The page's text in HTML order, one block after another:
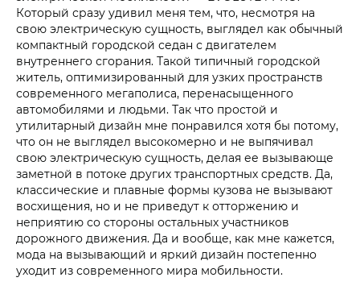
Который сразу удивил меня тем, что, несмотря на
свою электрическую сущность, выглядел как обычный
компактный городской седан с двигателем
внутреннего сгорания. Такой типичный городской
житель, оптимизированный для узких пространств
современного мегаполиса, перенасыщенного
автомобилями и людьми. Так что простой и
утилитарный дизайн мне понравился хотя бы потому,
что он не выглядел высокомерно и не выпячивал
свою электрическую сущность, делая ее вызывающе
заметной в потоке других транспортных средств. Да,
классические и плавные формы кузова не вызывают
восхищения, но и не приведут к отторжению и
неприятию со стороны остальных участников
дорожного движения. Да и вообще, как мне кажется,
мода на вызывающий и яркий дизайн постепенно
уходит из современного мира мобильности.